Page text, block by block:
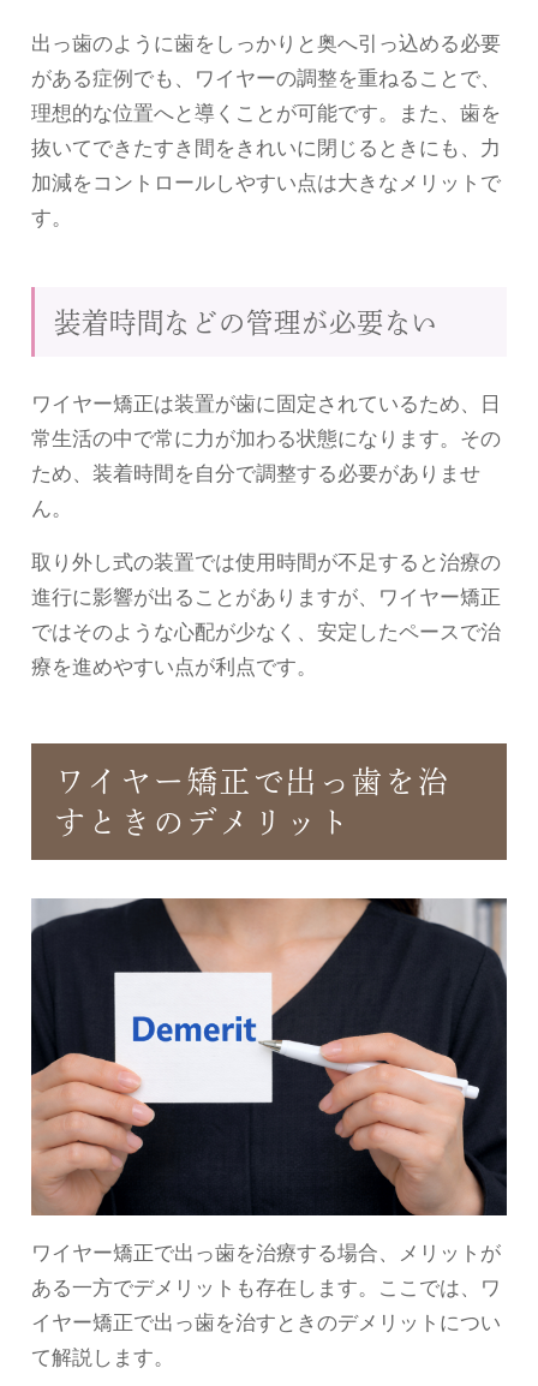
出っ歯のように歯をしっかりと奥へ引っ込める必要
がある症例でも、ワイヤーの調整を重ねることで、
理想的な位置へと導くことが可能です。また、歯を
抜いてできたすき間をきれいに閉じるときにも、力
加減をコントロールしやすい点は大きなメリットで
す。
装着時間などの管理が必要ない
ワイヤー矯正は装置が歯に固定されているため、日
常生活の中で常に力が加わる状態になります。その
ため、装着時間を自分で調整する必要がありませ
ん。
取り外し式の装置では使用時間が不足すると治療の
進行に影響が出ることがありますが、ワイヤー矯正
ではそのような心配が少なく、安定したペースで治
療を進めやすい点が利点です。
ワイヤー矯正で出っ歯を治
すときのデメリット
ワイヤー矯正で出っ歯を治療する場合、メリットが
ある一方でデメリットも存在します。ここでは、ワ
イヤー矯正で出っ歯を治すときのデメリットについ
て解説します。